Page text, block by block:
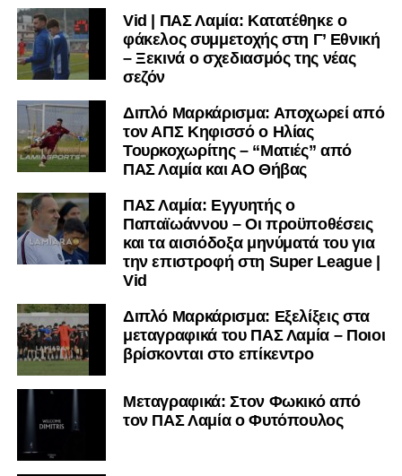
μαθαίνετε σε χρόνο dt όλα τα νέα.Vid | ΠΑΣ Λαμία: Κατατέθηκε ο
φάκελος συμμετοχής στη Γ’ Εθνική
– Ξεκινά ο σχεδιασμός της νέας
σεζόν
Διπλό Μαρκάρισμα: Αποχωρεί από
τον ΑΠΣ Κηφισσό ο Ηλίας
Τουρκοχωρίτης – “Ματιές” από
ΠΑΣ Λαμία και ΑΟ Θήβας
ΠΑΣ Λαμία: Εγγυητής ο
Παπαϊωάννου – Οι προϋποθέσεις
και τα αισιόδοξα μηνύματά του για
την επιστροφή στη Super League |
Vid
Διπλό Μαρκάρισμα: Εξελίξεις στα
μεταγραφικά του ΠΑΣ Λαμία – Ποιοι
βρίσκονται στο επίκεντρο
Μεταγραφικά: Στον Φωκικό από
τον ΠΑΣ Λαμία ο Φυτόπουλος